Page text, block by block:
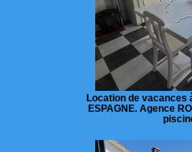
Location de vacances
ESPAGNE. Agence